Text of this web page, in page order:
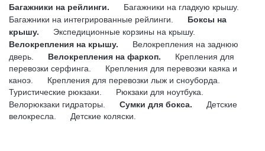
Багажники на рейлинги.
Багажники на гладкую крышу.
Багажники на интегрированные рейлинги.
Боксы на
крышу.
Экспедиционные корзины на крышу.
Велокрепления на крышу.
Велокрепления на заднюю
дверь.
Велокрепления на фаркоп.
Крепления для
перевозки серфинга.
Крепления для перевозки каяка и
каноэ.
Крепления для перевозки лыж и сноуборда.
Туристические рюкзаки.
Рюкзаки для ноутбука.
Велорюкзаки гидраторы.
Сумки для бокса.
Детские
велокресла.
Детские коляски.